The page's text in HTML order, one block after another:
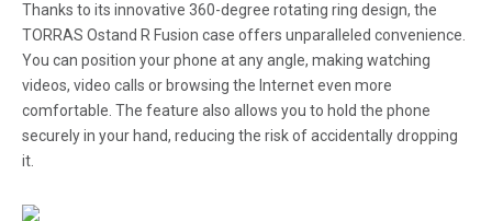
Thanks to its innovative 360-degree rotating ring design, the
TORRAS Ostand R Fusion case offers unparalleled convenience.
You can position your phone at any angle, making watching
videos, video calls or browsing the Internet even more
comfortable. The feature also allows you to hold the phone
securely in your hand, reducing the risk of accidentally dropping
it.